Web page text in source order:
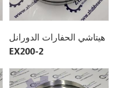
هيتاشي الحفارات الدورانل
EX200-2